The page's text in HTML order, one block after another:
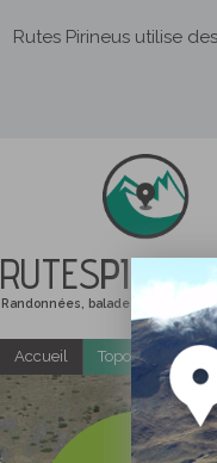
Rutes Pirineus utilise
RUTES
Randonnées, balades et
Accueil Topo-guides